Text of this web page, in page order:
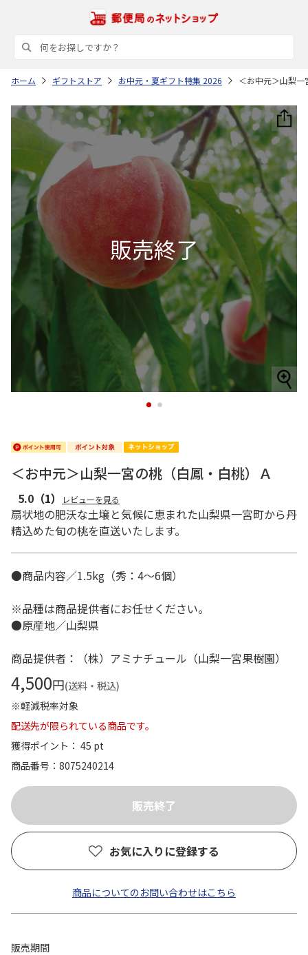
ホーム ギフトストア お中元・夏ギフト特集 2026 ＜お中元＞山梨
1 2
＜お中元＞山梨一宮の桃（白鳳・白桃）Ａ
5.0 （1） レビューを見る
扇状地の肥沃な土壌と気候に恵まれた山梨県一宮町から丹
精込めた旬の桃を直送いたします。
●商品内容／1.5kg（秀：4～6個）
※品種は商品提供者にお任せください。
●原産地／山梨県
商品提供者：（株）アミナチュール（山梨一宮果樹園）
4,500円(送料・税込)
※軽減税率対象
配送先が限られている商品です。
獲得ポイント： 45 pt
商品番号
8075240214
お気に入りに登録する
商品についてのお問い合わせはこちら
販売期間